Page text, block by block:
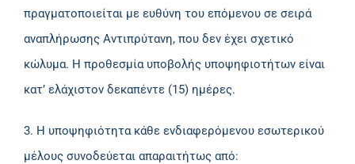
πραγματοποιείται με ευθύνη του επόμενου σε σειρά
αναπλήρωσης Αντιπρύτανη, που δεν έχει σχετικό
κώλυμα. Η προθεσμία υποβολής υποψηφιοτήτων είναι
κατ’ ελάχιστον δεκαπέντε (15) ημέρες.
3. Η υποψηφιότητα κάθε ενδιαφερόμενου εσωτερικού
μέλους συνοδεύεται απαραιτήτως από: